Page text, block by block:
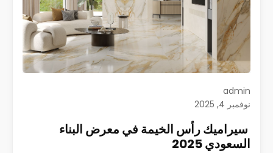
admin
نوفمبر 4, 2025
سيراميك رأس الخيمة في معرض البناء
السعودي 2025